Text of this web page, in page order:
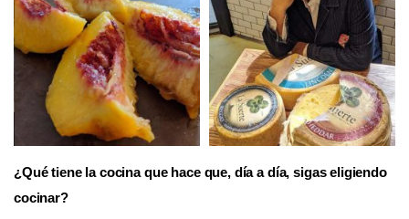
¿Qué tiene la cocina que hace que, día a día, sigas eligiendo
cocinar?